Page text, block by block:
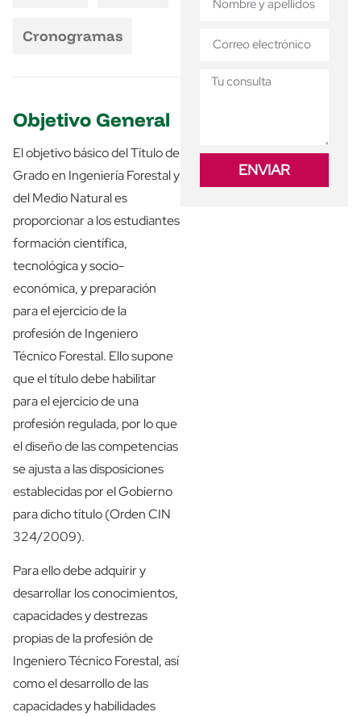
Cronogramas
Objetivo General
El objetivo básico del Título de
Grado en Ingeniería Forestal y
del Medio Natural es
proporcionar a los estudiantes
formación científica,
tecnológica y socio-
económica, y preparación
para el ejercicio de la
profesión de Ingeniero
Técnico Forestal. Ello supone
que el título debe habilitar
para el ejercicio de una
profesión regulada, por lo que
el diseño de las competencias
se ajusta a las disposiciones
establecidas por el Gobierno
para dicho título (Orden CIN
324/2009).
Para ello debe adquirir y
desarrollar los conocimientos,
capacidades y destrezas
propias de la profesión de
Ingeniero Técnico Forestal, así
como el desarrollo de las
capacidades y habilidades
ENVIAR